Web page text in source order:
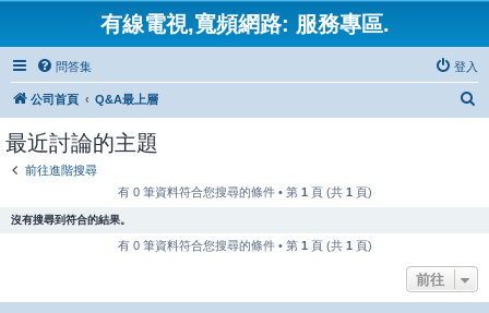
有線電視,寬頻網路: 服務專區.
問答集 登入
公司首頁 Q&A最上層
最近討論的主題
前往進階搜尋
有 0 筆資料符合您搜尋的條件 • 第 1 頁 (共 1 頁)
沒有搜尋到符合的結果。
有 0 筆資料符合您搜尋的條件 • 第 1 頁 (共 1 頁)
前往